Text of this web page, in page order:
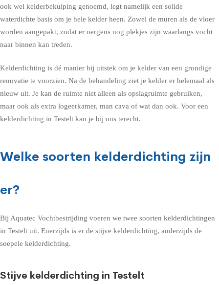
ook wel kelderbekuiping genoemd, legt namelijk een solide
waterdichte basis om je hele kelder heen. Zowel de muren als de vloer
worden aangepakt, zodat er nergens nog plekjes zijn waarlangs vocht
naar binnen kan treden.
Kelderdichting is dé manier bij uitstek om je kelder van een grondige
renovatie te voorzien. Na de behandeling ziet je kelder er helemaal als
nieuw uit. Je kan de ruimte niet alleen als opslagruimte gebruiken,
maar ook als extra logeerkamer, man cava of wat dan ook. Voor een
kelderdichting in Testelt kan je bij ons terecht.
Welke soorten kelderdichting zijn
er?
Bij Aquatec Vochtbestrijding voeren we twee soorten kelderdichtingen
in Testelt uit. Enerzijds is er de stijve kelderdichting, anderzijds de
soepele kelderdichting.
Stijve kelderdichting in Testelt